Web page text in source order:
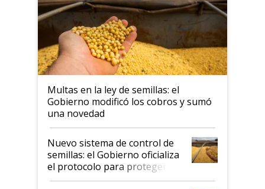
Multas en la ley de semillas: el
Gobierno modificó los cobros y sumó
una novedad
Nuevo sistema de control de
semillas: el Gobierno oficializa
el protocolo para proteger la
propiedad intelectual